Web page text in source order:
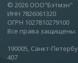
© 2026 ООО"Бэтмэн"
ИНН 7826061320
ОГРН 1027810279100
Все права защищены.
190005, Санкт-
407